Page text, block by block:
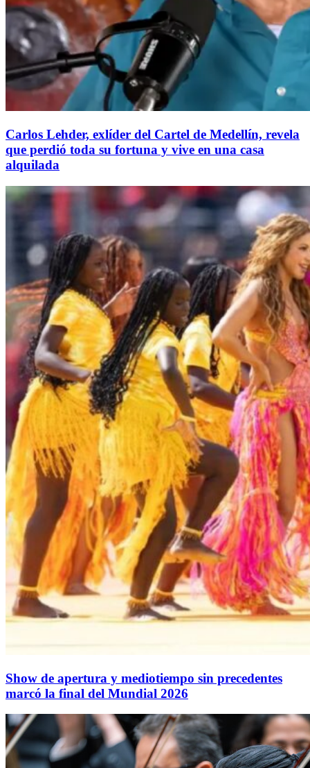
Carlos Lehder, exlíder del Cartel de Medellín, revela
que perdió toda su fortuna y vive en una casa
alquilada
Show de apertura y mediotiempo sin precedentes
marcó la final del Mundial 2026